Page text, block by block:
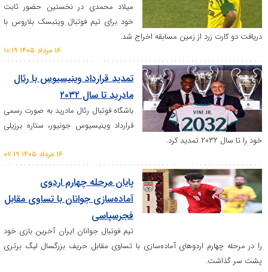
میلاد محمدی در نخستین حضور ثابت
خود برای تیم فوتبال ویتبسک بلاروس با
زرد از زمین مسابقه اخراج شد.
تمدید قرارداد وینیسیوس با رئال
مادرید تا سال ۲۰۳۲
باشگاه فوتبال رئال مادرید به صورت رسمی
قرارداد وینیسیوس جونیور، ستاره برزیلی
پایان مرحله چهارم اردوی
آماده‌سازی جوانان با تساوی مقابل
فجرسپاسی
تیم فوتبال جوانان ایران آخرین بازی خود
اردو‌های آماده‌سازی با تساوی مقابل حریف بزرگسال لیگ برتری